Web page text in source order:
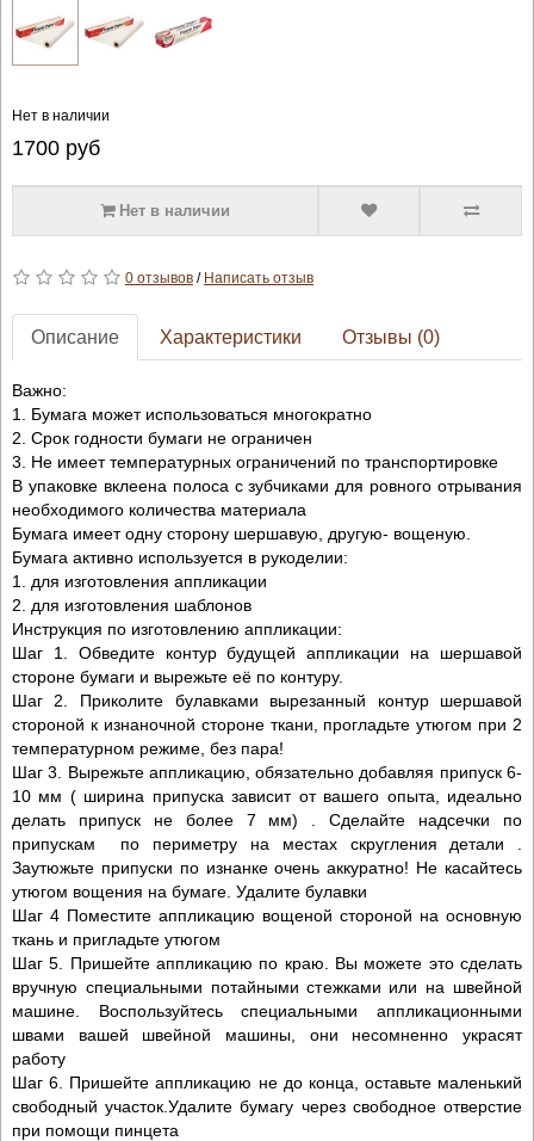
Нет в наличии
1700руб
Нет в наличии
0 отзывов/ Написать отзыв
Описание Характеристики Отзывы (0)
Важно:
1. Бумага может использоваться многократно
2. Срок годности бумаги не ограничен
3. Не имеет температурных ограничений по транспортировке
В упаковке вклеена полоса с зубчиками для ровного отрывания
необходимого количества материала
Бумага имеет одну сторону шершавую, другую- вощеную.
Бумага активно используется в рукоделии:
1. для изготовления аппликации
2. для изготовления шаблонов
Инструкция по изготовлению аппликации:
Шаг 1. Обведите контур будущей аппликации на шершавой
стороне бумаги и вырежьте её по контуру.
Шаг 2. Приколите булавками вырезанный контур шершавой
стороной к изнаночной стороне ткани, прогладьте утюгом при 2
температурном режиме, без пара!
Шаг 3. Вырежьте аппликацию, обязательно добавляя припуск 6-
10 мм ( ширина припуска зависит от вашего опыта, идеально
делать припуск не более 7 мм) . Сделайте надсечки по
припускам по периметру на местах скругления детали .
Заутюжьте припуски по изнанке очень аккуратно! Не касайтесь
утюгом вощения на бумаге. Удалите булавки
Шаг 4 Поместите аппликацию вощеной стороной на основную
ткань и пригладьте утюгом
Шаг 5. Пришейте аппликацию по краю. Вы можете это сделать
вручную специальными потайными стежками или на швейной
машине. Воспользуйтесь специальными аппликационными
швами вашей швейной машины, они несомненно украсят
работу
Шаг 6. Пришейте аппликацию не до конца, оставьте маленький
свободный участок.Удалите бумагу через свободное отверстие
при помощи пинцета